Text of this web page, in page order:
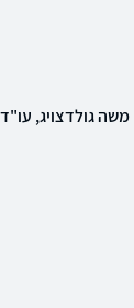
משה גולדצויג, עו"ד